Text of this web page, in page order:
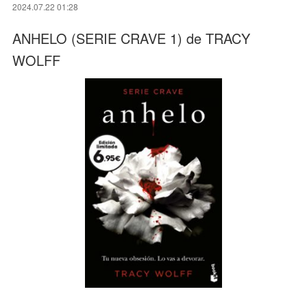
2024.07.22 01:28
ANHELO (SERIE CRAVE 1) de TRACY
WOLFF